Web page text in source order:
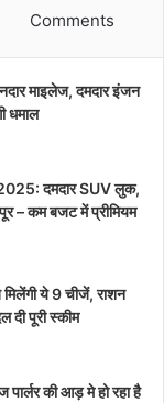
Comments
माइलेज, दमदार इंजन
धमाल
दमदार SUV लुक,
– कम बजट में प्रीमियम
ये 9 चीजें, राशन
दी पूरी स्कीम
की आड़ मे हो रहा है